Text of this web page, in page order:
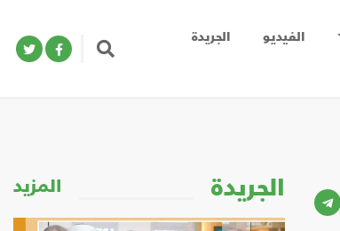
الفيديو
الجريدة
الجريدة المزيد